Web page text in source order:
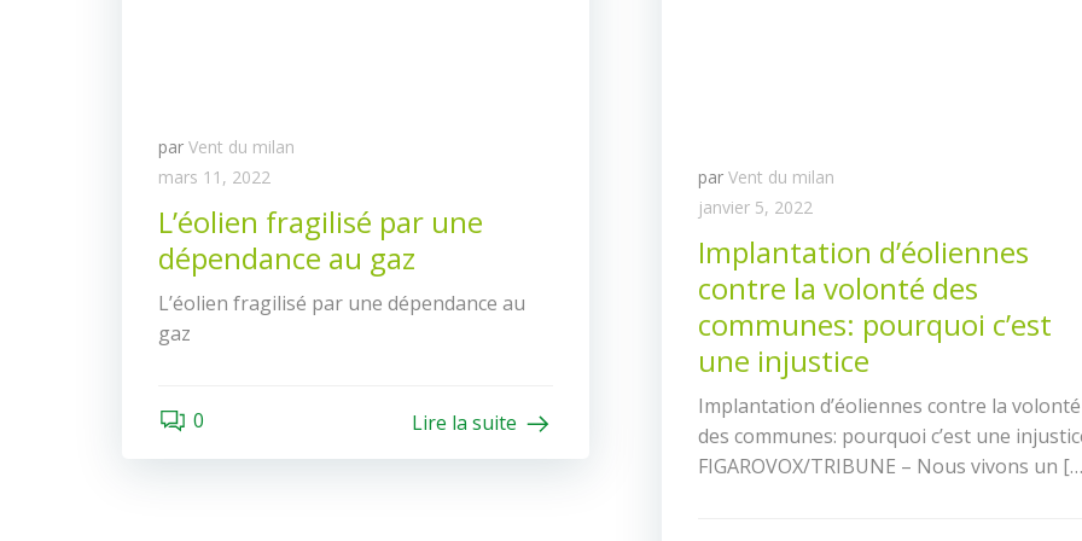
par Vent du milan
mars 11, 2022
L’éolien fragilisé par une
dépendance au gaz
L’éolien fragilisé par une dépendance au
gaz
0 Lire la suite
par Vent du milan
janvier 5, 2022
Implantation d’éoliennes
contre la volonté des
communes: pourquoi c’est
une injustice
Implantation d’éoliennes contre la volonté
des communes: pourquoi c’est une
FIGAROVOX/TRIBUNE – Nous vivons un